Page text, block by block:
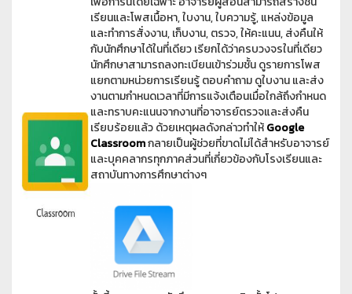
เรียนและโพสเนื้อหา, ใบงาน, ใบความรู้, แหล่งข้อมูล
และทำการสั่งงาน, เก็บงาน, ตรวจ, ให้คะแนน, ส่งคืนให้
กับนักศึกษาได้ในที่เดียว เรียกได้ว่าครบวงจรในที่เดียว
นักศึกษาสามารถลงทะเบียนเข้าร่วมชั้น ดูรายการโพส
แยกตามหน่วยการเรียนรู้ ตอบคำถาม ดูใบงาน และส่ง
งานตามกำหนดเวลาที่มีการแจ้งเตือนเมื่อใกล้ถึงกำหนด
และทราบคะแนนจากงานที่อาจารย์ตรวจและส่งคืน
เรียบร้อยแล้ว ด้วยเหตุผลดังกล่าวทำให้Google
Classroomกลายเป็นผู้ช่วยที่ขาดไม่ได้สำหรับอาจารย์
และบุคคลากรทุกภาคส่วนที่เกี่ยวข้องกับโรงเรียนและ
สถาบันทางการศึกษาต่างๆ